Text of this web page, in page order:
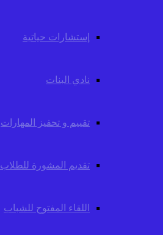
إستشارات حياتية
نادي البنات
تقييم و تحفيز المهارات
تقديم المشورة للطلاب
اللقاء المفتوح للشباب